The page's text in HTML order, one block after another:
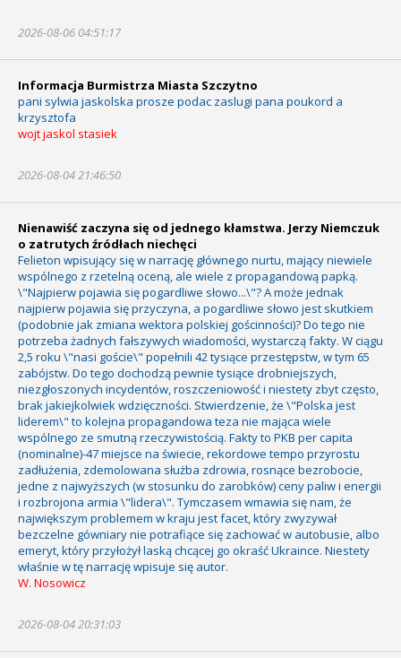
2026-08-06 04:51:17
Informacja Burmistrza Miasta Szczytno
pani sylwia jaskolska prosze podac zaslugi pana poukord a
krzysztofa
wojt jaskol stasiek
2026-08-04 21:46:50
Nienawiść zaczyna się od jednego kłamstwa. Jerzy Niemczuk
o zatrutych źródłach niechęci
Felieton wpisujący się w narrację głównego nurtu, mający niewiele
wspólnego z rzetelną oceną, ale wiele z propagandową papką.
\"Najpierw pojawia się pogardliwe słowo...\"? A może jednak
najpierw pojawia się przyczyna, a pogardliwe słowo jest skutkiem
(podobnie jak zmiana wektora polskiej gościnności)? Do tego nie
potrzeba żadnych fałszywych wiadomości, wystarczą fakty. W ciągu
2,5 roku \"nasi goście\" popełnili 42 tysiące przestępstw, w tym 65
zabójstw. Do tego dochodzą pewnie tysiące drobniejszych,
niezgłoszonych incydentów, roszczeniowość i niestety zbyt często,
brak jakiejkolwiek wdzięczności. Stwierdzenie, że \"Polska jest
liderem\" to kolejna propagandowa teza nie mająca wiele
wspólnego ze smutną rzeczywistością. Fakty to PKB per capita
(nominalne)-47 miejsce na świecie, rekordowe tempo przyrostu
zadłużenia, zdemolowana służba zdrowia, rosnące bezrobocie,
jedne z najwyższych (w stosunku do zarobków) ceny paliw i energii
i rozbrojona armia \"lidera\". Tymczasem wmawia się nam, że
największym problemem w kraju jest facet, który zwyzywał
bezczelne gówniary nie potrafiące się zachować w autobusie, albo
emeryt, który przyłożył laską chcącej go okraść Ukraince. Niestety
właśnie w tę narrację wpisuje się autor.
W. Nosowicz
2026-08-04 20:31:03